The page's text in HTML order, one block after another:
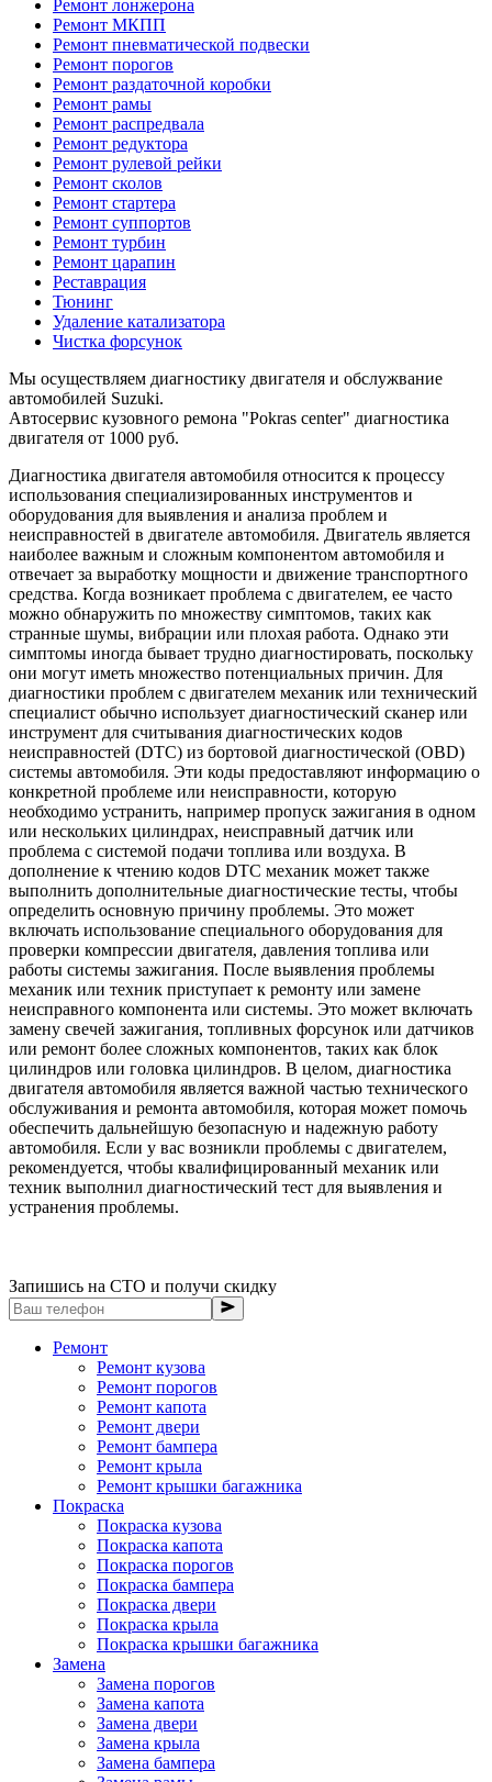
Ремонт лонжерона
Ремонт МКПП
Ремонт пневматической подвески
Ремонт порогов
Ремонт раздаточной коробки
Ремонт рамы
Ремонт распредвала
Ремонт редуктора
Ремонт рулевой рейки
Ремонт сколов
Ремонт стартера
Ремонт суппортов
Ремонт турбин
Ремонт царапин
Реставрация
Тюнинг
Удаление катализатора
Чистка форсунок
Мы осуществляем диагностику двигателя и обслужвание
автомобилей Suzuki.
Автосервис кузовного ремона "Pokras center" диагностика
двигателя от 1000 руб.
Диагностика двигателя автомобиля относится к процессу
использования специализированных инструментов и
оборудования для выявления и анализа проблем и
неисправностей в двигателе автомобиля. Двигатель является
наиболее важным и сложным компонентом автомобиля и
отвечает за выработку мощности и движение транспортного
средства. Когда возникает проблема с двигателем, ее часто
можно обнаружить по множеству симптомов, таких как
странные шумы, вибрации или плохая работа. Однако эти
симптомы иногда бывает трудно диагностировать, поскольку
они могут иметь множество потенциальных причин. Для
диагностики проблем с двигателем механик или технический
специалист обычно использует диагностический сканер или
инструмент для считывания диагностических кодов
неисправностей (DTC) из бортовой диагностической (OBD)
системы автомобиля. Эти коды предоставляют информацию о
конкретной проблеме или неисправности, которую
необходимо устранить, например пропуск зажигания в одном
или нескольких цилиндрах, неисправный датчик или
проблема с системой подачи топлива или воздуха. В
дополнение к чтению кодов DTC механик может также
выполнить дополнительные диагностические тесты, чтобы
определить основную причину проблемы. Это может
включать использование специального оборудования для
проверки компрессии двигателя, давления топлива или
работы системы зажигания. После выявления проблемы
механик или техник приступает к ремонту или замене
неисправного компонента или системы. Это может включать
замену свечей зажигания, топливных форсунок или датчиков
или ремонт более сложных компонентов, таких как блок
цилиндров или головка цилиндров. В целом, диагностика
двигателя автомобиля является важной частью технического
обслуживания и ремонта автомобиля, которая может помочь
обеспечить дальнейшую безопасную и надежную работу
автомобиля. Если у вас возникли проблемы с двигателем,
рекомендуется, чтобы квалифицированный механик или
техник выполнил диагностический тест для выявления и
устранения проблемы.
Запишись на СТО и получи скидку
Ремонт
Ремонт кузова
Ремонт порогов
Ремонт капота
Ремонт двери
Ремонт бампера
Ремонт крыла
Ремонт крышки багажника
Покраска
Покраска кузова
Покраска капота
Покраска порогов
Покраска бампера
Покраска двери
Покраска крыла
Покраска крышки багажника
Замена
Замена порогов
Замена капота
Замена двери
Замена крыла
Замена бампера